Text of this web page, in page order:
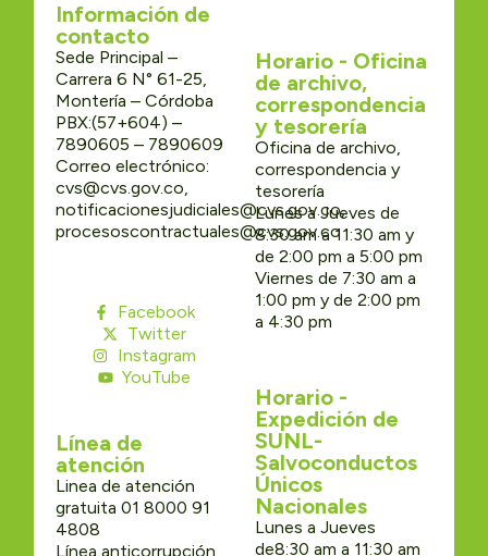
Información de
contacto
Sede Principal –
Carrera 6 N° 61-25,
Montería – Córdoba
PBX:(57+604) –
7890605 – 7890609
Correo electrónico:
cvs@cvs.gov.co,
notificacionesjudiciales@cvs.gov.co,
procesoscontractuales@cvs.gov.co
Facebook
Twitter
Instagram
YouTube
Línea de
atención
Linea de atención
gratuita 01 8000 91
4808
Línea anticorrupción
Horario - Oficina
de archivo,
correspondencia
y tesorería
Oficina de archivo,
correspondencia y
tesorería
Lunes a Jueves de
8:30 am a 11:30 am y
de 2:00 pm a 5:00 pm
Viernes de 7:30 am a
1:00 pm y de 2:00 pm
a 4:30 pm
Horario -
Expedición de
SUNL-
Salvoconductos
Únicos
Nacionales
Lunes a Jueves
de8:30 am a 11:30 am